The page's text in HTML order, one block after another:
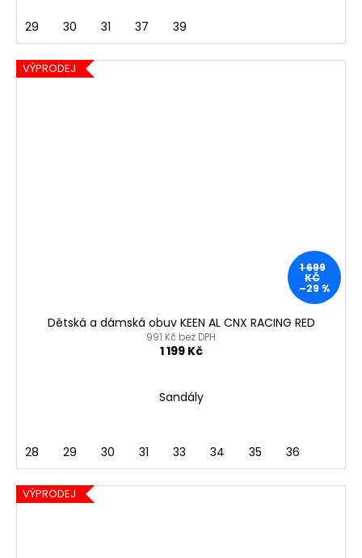
29 30 31 37 39
VÝPRODEJ
1 699
KČ
–29 %
Dětská a dámská obuv KEEN AL CNX RACING RED
991 Kč bez DPH
1 199 Kč
Sandály
28 29 30 31 33 34 35 36
VÝPRODEJ